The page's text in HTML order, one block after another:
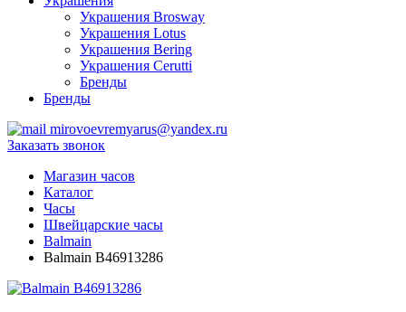
Украшения Brosway
Украшения Lotus
Украшения Bering
Украшения Cerutti
Бренды
Бренды
mirovoevremyarus@yandex.ru
Заказать звонок
Магазин часов
Каталог
Часы
Швейцарские часы
Balmain
Balmain B46913286